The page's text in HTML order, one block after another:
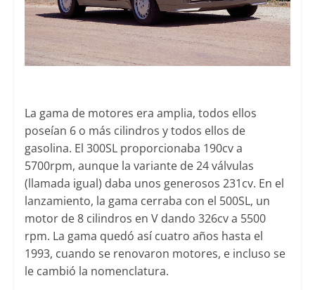
La gama de motores era amplia, todos ellos
poseían 6 o más cilindros y todos ellos de
gasolina. El 300SL proporcionaba 190cv a
5700rpm, aunque la variante de 24 válvulas
(llamada igual) daba unos generosos 231cv. En el
lanzamiento, la gama cerraba con el 500SL, un
motor de 8 cilindros en V dando 326cv a 5500
rpm. La gama quedó así cuatro años hasta el
1993, cuando se renovaron motores, e incluso se
le cambió la nomenclatura.